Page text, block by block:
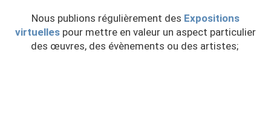
Nous publions régulièrement des Expositions
virtuelles pour mettre en valeur un aspect particulier
des œuvres, des évènements ou des artistes;